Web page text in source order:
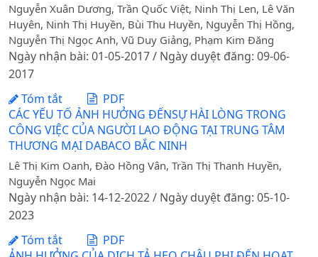
Nguyễn Xuân Dương, Trần Quốc Việt, Ninh Thị Len, Lê Văn
Huyên, Ninh Thị Huyền, Bùi Thu Huyền, Nguyễn Thị Hồng,
Nguyễn Thị Ngọc Anh, Vũ Duy Giảng, Phạm Kim Đăng
Ngày nhận bài: 01-05-2017 / Ngày duyệt đăng: 09-06-
2017
Tóm tắt
PDF
CÁC YẾU TỐ ẢNH HƯỞNG ĐẾNSỰ HÀI LÒNG TRONG
CÔNG VIỆC CỦA NGƯỜI LAO ĐỘNG TẠI TRUNG TÂM
THƯƠNG MẠI DABACO BẮC NINH
Lê Thị Kim Oanh, Đào Hồng Vân, Trần Thị Thanh Huyền,
Nguyễn Ngọc Mai
Ngày nhận bài: 14-12-2022 / Ngày duyệt đăng: 05-10-
2023
Tóm tắt
PDF